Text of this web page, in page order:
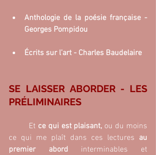
Anthologie de la poésie française -
Georges Pompidou
Écrits sur l’art - Charles Baudelaire
SE LAISSER ABORDER - LES
PRÉLIMINAIRES
	Et
ce qui est plaisant, ou du moins
ce qui me plaît dans ces lectures au
premier abord interminables et